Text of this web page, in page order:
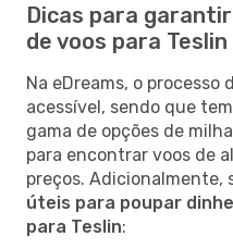
Dicas para
de voos para Teslin
Na eDreams, o processo
acessível, sendo que
gama de opções de
para encontrar voos de
preços. Adicionalmente,
úteis para poupar
para Teslin: